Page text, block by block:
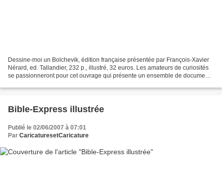
Dessine-moi un Bolchevik, édition française présentée par François-Xavier
Nérard, ed. Tallandier, 232 p., illustré, 32 euros. Les amateurs de curiosités
se passionneront pour cet ouvrage qui présente un ensemble de documents
Bible-Express illustrée
Publié le 02/06/2007 à 07:01
Par CaricaturesetCaricature